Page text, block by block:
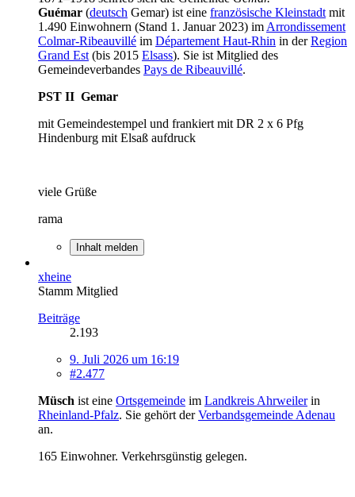
Guémar (deutsch Gemar) ist eine französische Kleinstadt mit
1.490 Einwohnern (Stand 1. Januar 2023) im Arrondissement
Colmar-Ribeauvillé im Département Haut-Rhin in derRegion
Grand Est (bis 2015 Elsass). Sie ist Mitglied des
Gemeindeverbandes Pays de Ribeauvillé.
PST II Gemar
mit Gemeindestempel und frankiert mit DR 2 x 6 Pfg
Hindenburg mit Elsaß aufdruck
viele Grüße
rama
Inhalt melden
xheine
Stamm Mitglied
Beiträge
2.193
9. Juli 2026 um 16:19
#2.477
Müsch ist eine Ortsgemeinde im Landkreis Ahrweilerin
Rheinland-Pfalz. Sie gehört derVerbandsgemeinde Adenau
an.
165 Einwohner. Verkehrsgünstig gelegen.